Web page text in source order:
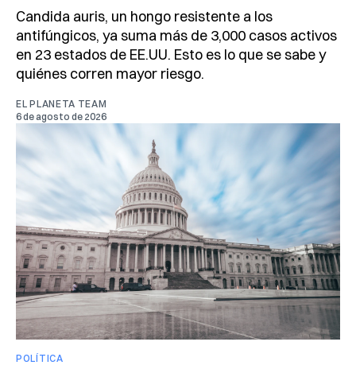
Candida auris, un hongo resistente a los
antifúngicos, ya suma más de 3,000 casos activos
en 23 estados de EE.UU. Esto es lo que se sabe y
quiénes corren mayor riesgo.
EL PLANETA TEAM
6 de agosto de 2026
POLÍTICA